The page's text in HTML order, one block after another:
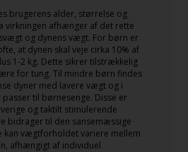
brugerens alder, størrelse og
virkningen afhænger af det rette
og dynens vægt. For børn er
at dynen skal veje cirka 10% af
1-2 kg. Dette sikrer tilstrækkelig
for tung. Til mindre børn findes
dyner med lavere vægt og i
til børnesenge. Disse er
og taktilt stimulerende
bidrager til den sansemæssige
kan vægtforholdet variere mellem
afhængigt af individuel